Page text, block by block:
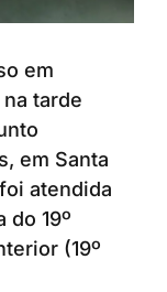
em
tarde
em Santa
atendida
do 19º
(19º